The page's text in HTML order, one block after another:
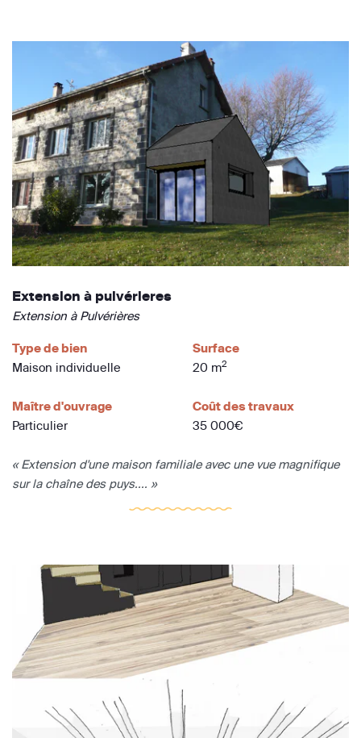
Extension à pulvérieres
Extension à Pulvérières
Type de bien
Maison individuelle
Surface
20 m2
Maître d'ouvrage
Particulier
Coût des travaux
35 000€
« Extension d'une maison familiale avec une vue magnifique
sur la chaîne des puys.... »